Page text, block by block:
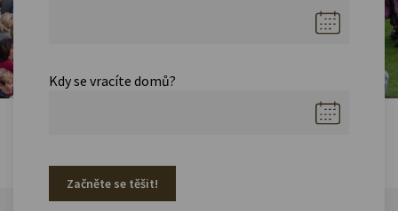
Kdy se vracíte domů?
Začněte se těšit!